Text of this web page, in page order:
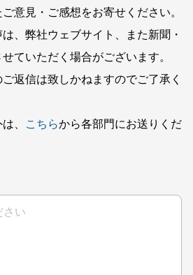
意見・ご感想をお寄せください。
、弊社ウェブサイト、また新聞・
ていただく場合がございます。
返信は致しかねますのでご了承く
、
こちらから各部門にお送りくだ